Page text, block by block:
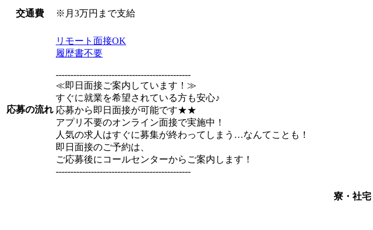
交通費 ※月3万円まで支給
応募の流れ
リモート面接OK
履歴書不要
----------------------------------------------
≪即日面接ご案内しています！≫
すぐに就業を希望されている方も安心♪
応募から即日面接が可能です★★
アプリ不要のオンライン面接で実施中！
人気の求人はすぐに募集が終わってしまう…なんてことも！
即日面接のご予約は、
ご応募後にコールセンターからご案内します！
----------------------------------------------
寮・社宅